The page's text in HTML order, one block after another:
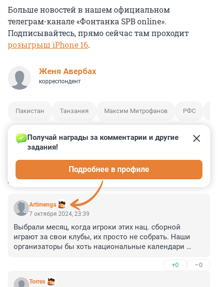
Больше новостей в нашем официальном
телеграм-канале «Фонтанка SPB online».
Подписывайтесь, прямо сейчас там проходит
розыгрыш iPhone 16.
Женя Авербах
корреспондент
Пакистан Танзания Максим Митрофанов РФС
КОММЕНТАРИИ 26
Artimenga
Получай награды за комментарии и другие
задания!
Подробнее в профиле
7 октября 2024, 23:39
Выбрали месяц, когда игроки этих нац. сборной
играют за свои клубы, их просто не собрать. Наши
организаторы бы хоть национальные календари
выбирать для товарищеского матча с другой сборной.
+0 –0
Torres